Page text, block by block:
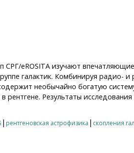
СРГ/eROSITA изучают
галактик. Комбинируя радио-
необычайно богатую
рентгене. Результаты
| рентгеновская астрофизика | скопления